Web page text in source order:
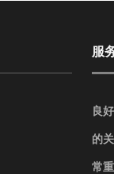
服
良
的
常